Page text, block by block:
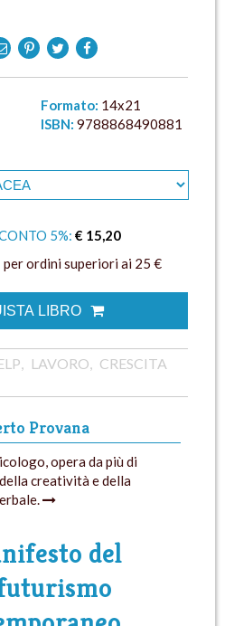
Formato: 14x21
ISBN: 9788868490881
5%: € 15,20
per ordini superiori ai 25 €
LIBRO
LAVORO
CRESCITA
Provana
opera da più di
creatività e della
del